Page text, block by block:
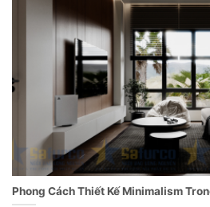
Phong Cách Thiết Kế Minimalism